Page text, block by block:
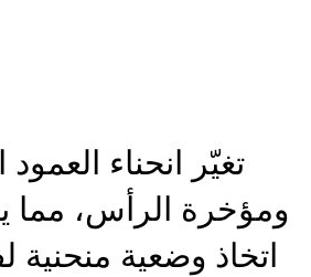
تغيّر انحناء
ومؤخرة الرأس،
اتخاذ وضعية منحنية